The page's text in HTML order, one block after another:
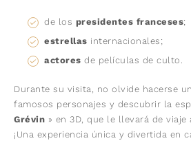
de los presidentes franceses;
estrellas internacionales;
actores de películas de culto.
Durante su visita, no olvide hacerse
famosos personajes y descubrir la
Grévin » en 3D, que le llevará de
¡Una experiencia única y divertida en